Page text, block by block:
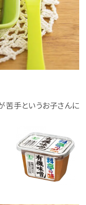
苦手というお子さんに